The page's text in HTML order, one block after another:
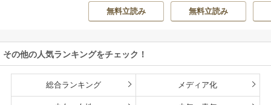
で
無料立読み
くなるチート能力
持ち転生者だけど
雄たちの母乳で成
房雪/ マップ
無料立読み
その他の人気ランキングをチェック！
総合ランキング メディア化